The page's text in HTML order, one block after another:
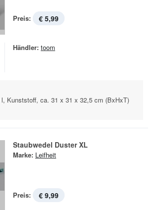
Preis: € 5,99
Händler: toom
Kunststoff, ca. 31 x 31 x 32,5 cm (BxHxT)
Staubwedel Duster XL
Marke: Leifheit
Preis: € 9,99